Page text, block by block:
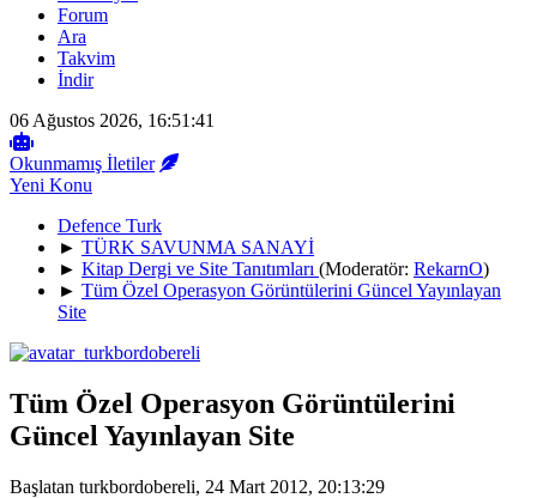
Forum
Ara
Takvim
İndir
06 Ağustos 2026, 16:51:41
Okunmamış İletiler
Yeni Konu
Defence Turk
► TÜRK SAVUNMA SANAYİ
► Kitap Dergi ve Site Tanıtımları (Moderatör: RekarnO)
► Tüm Özel Operasyon Görüntülerini Güncel Yayınlayan
Site
Tüm Özel Operasyon Görüntülerini
Güncel Yayınlayan Site
Başlatan turkbordobereli, 24 Mart 2012, 20:13:29